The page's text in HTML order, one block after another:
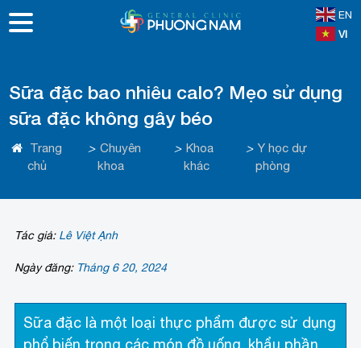
EN
VI
Sữa đặc bao nhiêu calo? Mẹo sử dụng
sữa đặc không gây béo
Trang
chủ
> Chuyên
khoa
> Khoa
khác
> Y học dự
phòng
Tác giả: Lê Việt Ạnh
Ngày đăng: Tháng 6 20, 2024
Sữa đặc là một loại thực phẩm được sử dụng
phổ biến trong các món đồ uống, khẩu phần